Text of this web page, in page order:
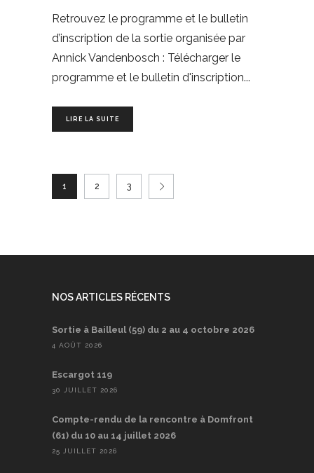
Retrouvez le programme et le bulletin
d’inscription de la sortie organisée par
Annick Vandenbosch : Télécharger le
programme et le bulletin d'inscription
LIRE LA SUITE
1 2 3
NOS ARTICLES RÉCENTS
Sortie à Bailleul (59) du 2 au 4 octobre 2026
4 AOÛT 2026
Escargot 119
30 JUILLET 2026
Compte-rendu de la rencontre à Domfront
(61) du 10 au 14 juillet 2026
25 JUILLET 2026